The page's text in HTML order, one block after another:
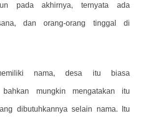
pada akhirnya, ternyata ada
dan orang-orang tinggal di
nama, desa itu biasa
mungkin mengatakan itu
dibutuhkannya selain nama. Itu